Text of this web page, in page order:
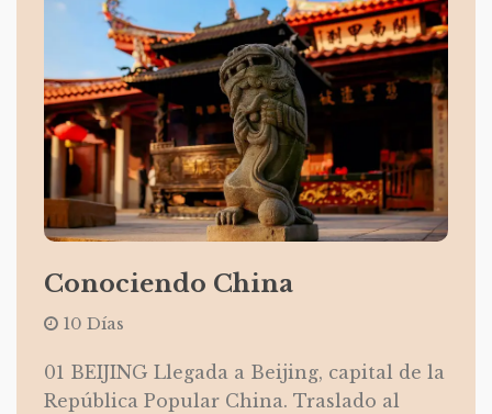
Conociendo China
10 Días
01 BEIJING Llegada a Beijing, capital de la
República Popular China. Traslado al